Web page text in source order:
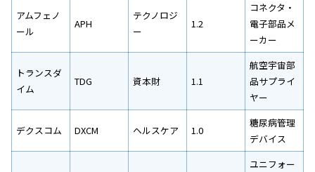
アムフェノ
ール
APH
テクノロジ
ー
1.2
コネクタ・
電子部品メ
ーカー
トランスダ
イム
TDG 資本財 1.1
航空宇宙部
品サプライ
ヤー
デクスコム DXCM ヘルスケア 1.0
糖尿病管理
デバイス
ユニフォー